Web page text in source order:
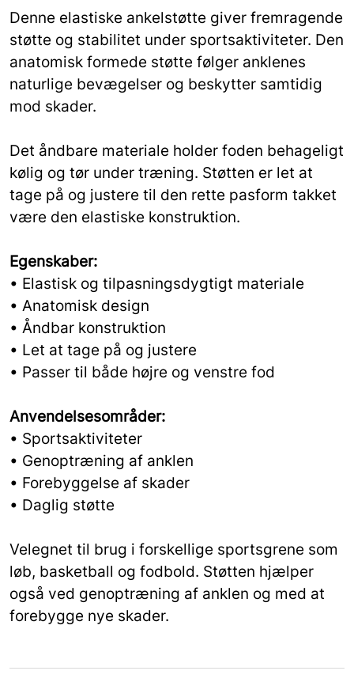
Denne elastiske ankelstøtte giver fremragende
støtte og stabilitet under sportsaktiviteter. Den
anatomisk formede støtte følger anklenes
naturlige bevægelser og beskytter samtidig
mod skader.
Det åndbare materiale holder foden behageligt
kølig og tør under træning. Støtten er let at
tage på og justere til den rette pasform takket
være den elastiske konstruktion.
Egenskaber:
• Elastisk og tilpasningsdygtigt materiale
• Anatomisk design
• Åndbar konstruktion
• Let at tage på og justere
• Passer til både højre og venstre fod
Anvendelsesområder:
• Sportsaktiviteter
• Genoptræning af anklen
• Forebyggelse af skader
• Daglig støtte
Velegnet til brug i forskellige sportsgrene som
løb, basketball og fodbold. Støtten hjælper
også ved genoptræning af anklen og med at
forebygge nye skader.